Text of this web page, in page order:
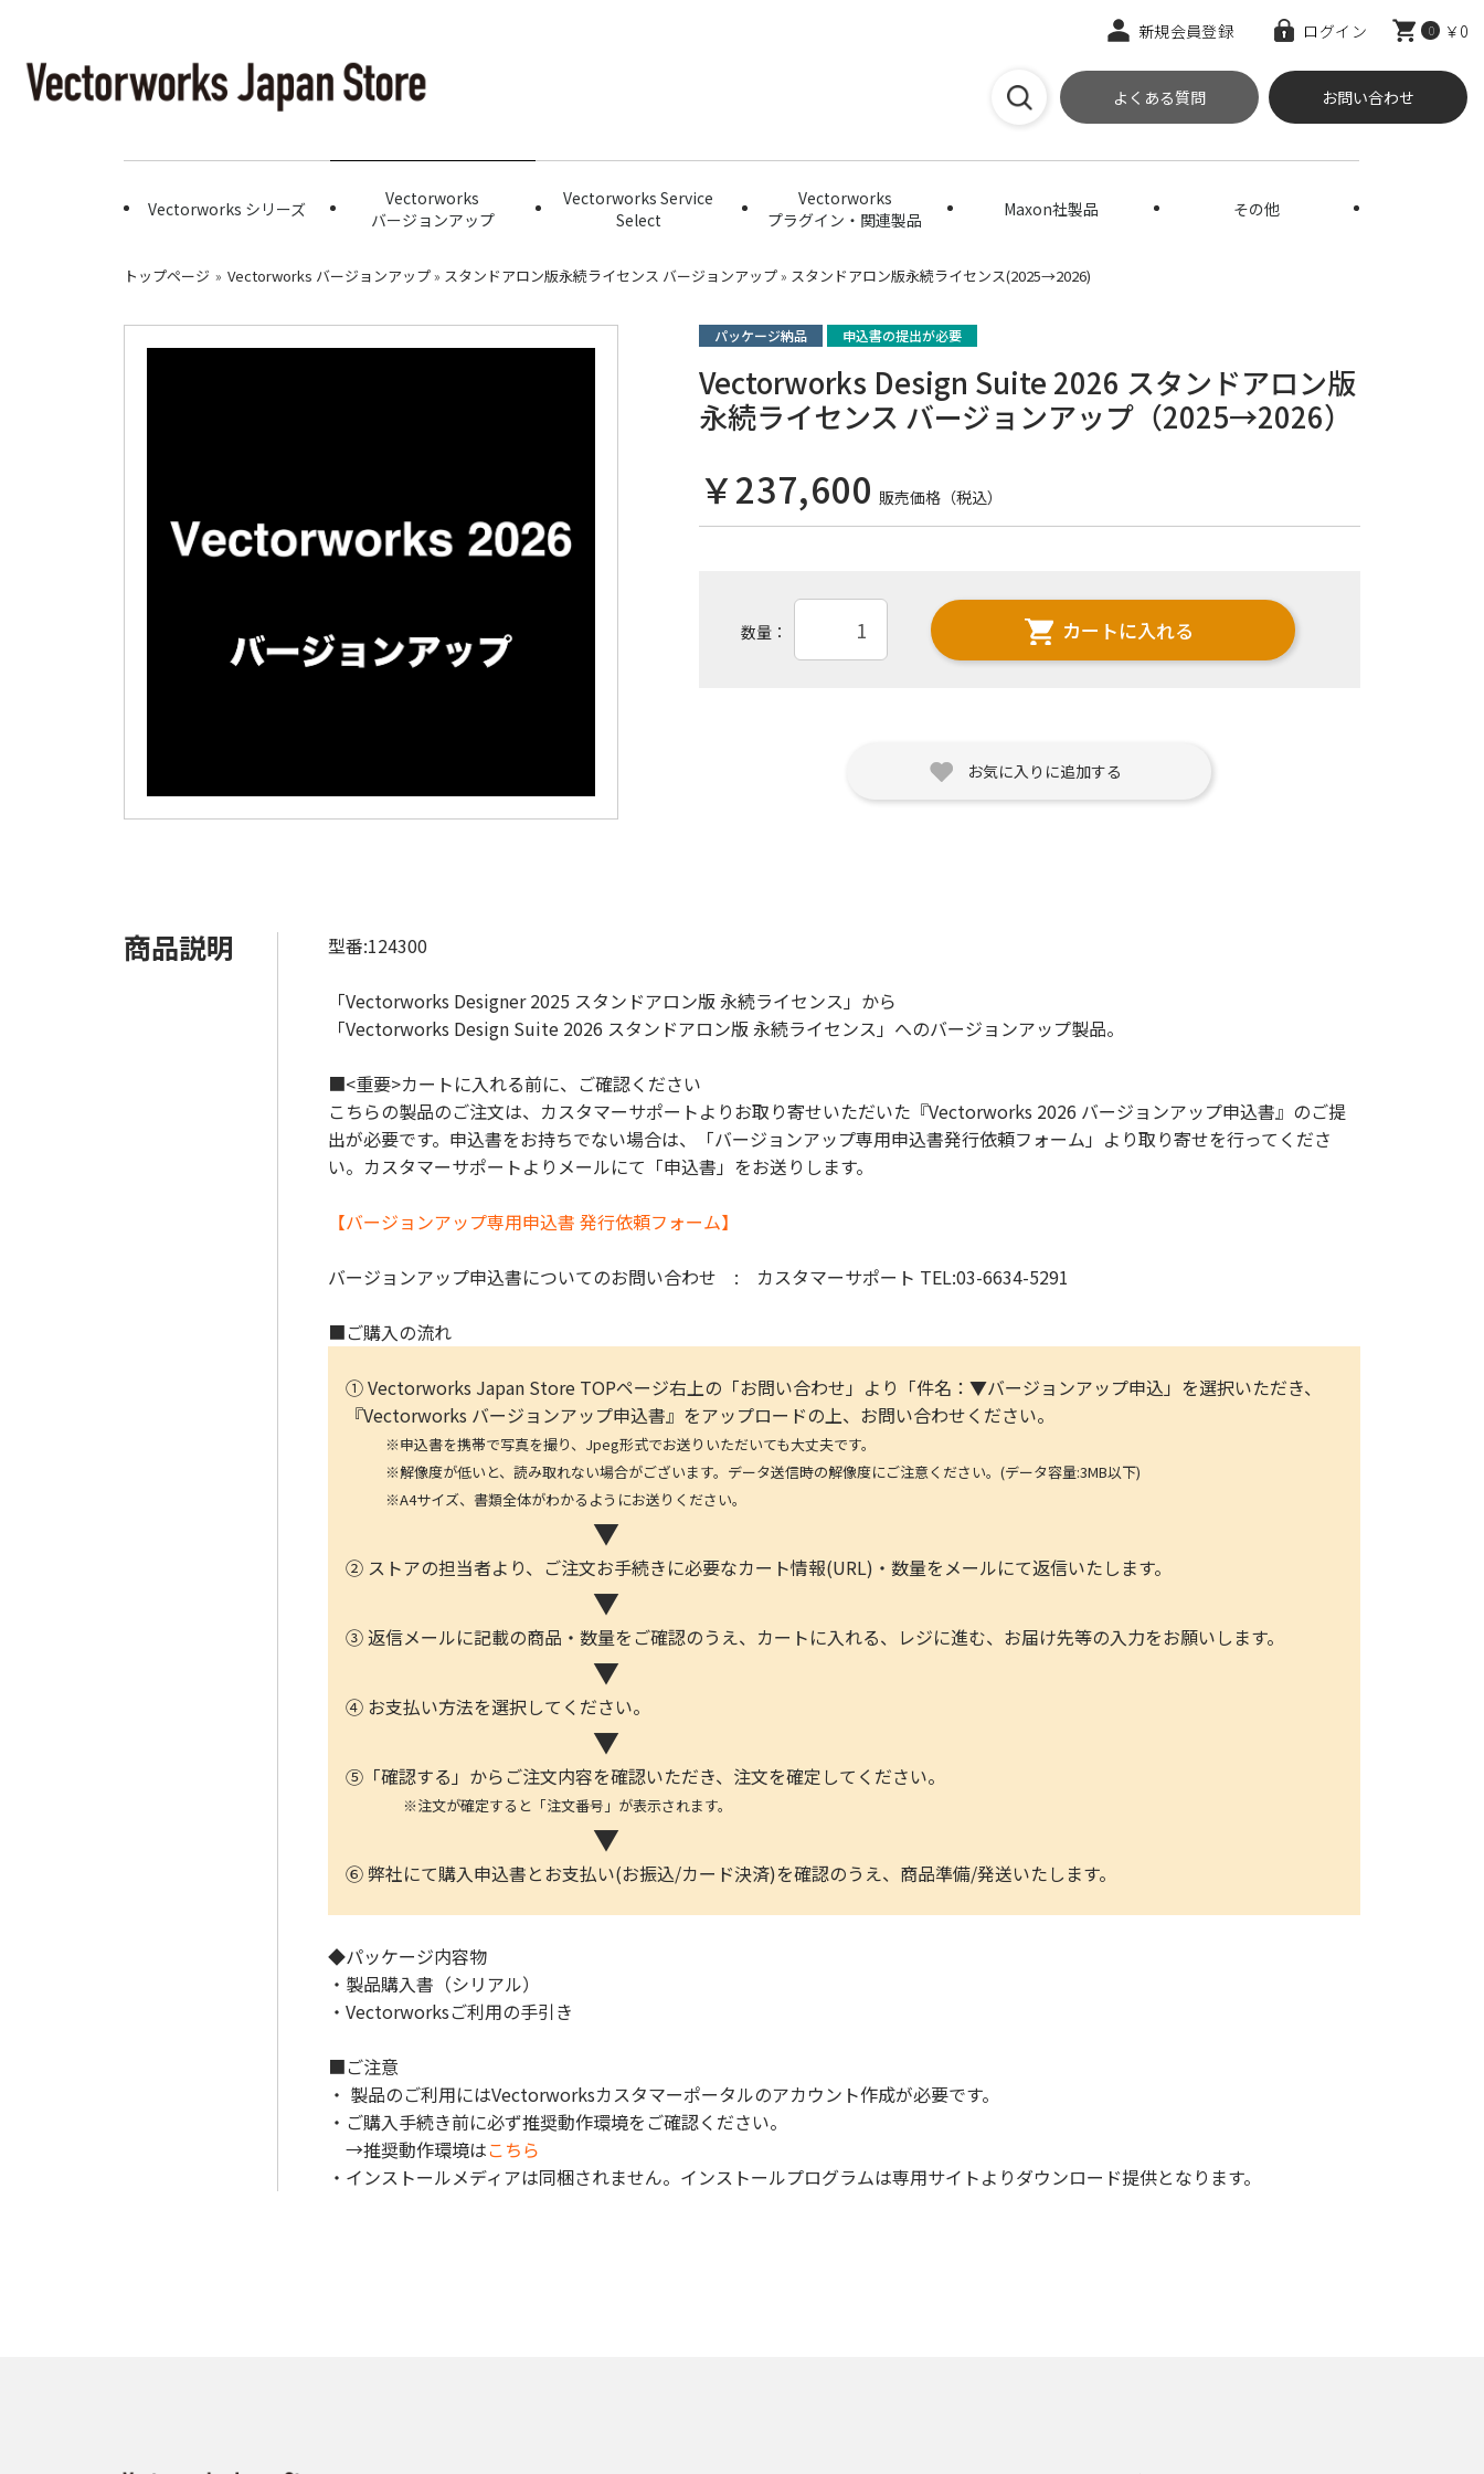
新規会員登録 ログイン 0 ￥0
よくある質問 お問い合わせ
Vectorworks シリーズ
Vectorworks
バージョンアップ
Vectorworks Service
Select
Vectorworks
プラグイン・関連製品
Maxon社製品 その他
トップページ » Vectorworks バージョンアップ» スタンドアロン版永続ライセンス バージョンアップ» スタンドアロン版永続ライセンス(2025→2026)
パッケージ納品 申込書の提出が必要
Vectorworks Design Suite 2026 スタンドアロン版
永続ライセンス バージョンアップ（2025→2026）
￥237,600 販売価格（税込）
数量： カートに入れる
お気に入りに追加する
商品説明 型番:124300
「Vectorworks Designer 2025 スタンドアロン版 永続ライセンス」から
「Vectorworks Design Suite 2026 スタンドアロン版 永続ライセンス」へのバージョンアップ製品。
■<重要>カートに入れる前に、ご確認ください
こちらの製品のご注文は、カスタマーサポートよりお取り寄せいただいた『Vectorworks 2026 バージョンアップ申込書』のご提
出が必要です。申込書をお持ちでない場合は、「バージョンアップ専用申込書発行依頼フォーム」より取り寄せを行ってくださ
い。カスタマーサポートよりメールにて「申込書」をお送りします。
【バージョンアップ専用申込書 発行依頼フォーム】
バージョンアップ申込書についてのお問い合わせ : カスタマーサポート TEL:03-6634-5291
■ご購入の流れ
① Vectorworks Japan Store TOPページ右上の「お問い合わせ」より「件名：▼バージョンアップ申込」を選択いただき、
『Vectorworks バージョンアップ申込書』をアップロードの上、お問い合わせください。
※申込書を携帯で写真を撮り、Jpeg形式でお送りいただいても大丈夫です。
※解像度が低いと、読み取れない場合がございます。データ送信時の解像度にご注意ください。(データ容量:3MB以下)
※A4サイズ、書類全体がわかるようにお送りください。
▼
② ストアの担当者より、ご注文お手続きに必要なカート情報(URL)・数量をメールにて返信いたします。
▼
③ 返信メールに記載の商品・数量をご確認のうえ、カートに入れる、レジに進む、お届け先等の入力をお願いします。
▼
④ お支払い方法を選択してください。
▼
⑤「確認する」からご注文内容を確認いただき、注文を確定してください。
※注文が確定すると「注文番号」が表示されます。
▼
⑥ 弊社にて購入申込書とお支払い(お振込/カード決済)を確認のうえ、商品準備/発送いたします。
◆パッケージ内容物
・製品購入書（シリアル）
・Vectorworksご利用の手引き
■ご注意
・ 製品のご利用にはVectorworksカスタマーポータルのアカウント作成が必要です。
・ご購入手続き前に必ず推奨動作環境をご確認ください。
→推奨動作環境はこちら
・インストールメディアは同梱されません。インストールプログラムは専用サイトよりダウンロード提供となります。